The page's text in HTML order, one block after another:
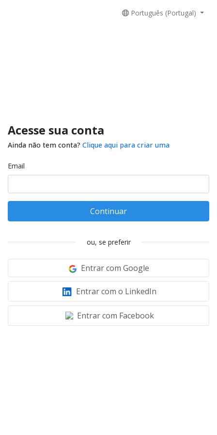
Português (Portugal)
Acesse sua conta
Ainda não tem conta? Clique aqui para criar uma
Email
Continuar
ou, se preferir
Entrar com Google
Entrar com o LinkedIn
Entrar com Facebook